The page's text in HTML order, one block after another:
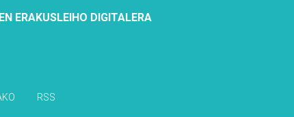
ERAKUSLEIHO DIGITALERA
RSS